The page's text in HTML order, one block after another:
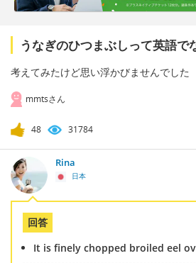
うなぎのひつまぶしって英語で
考えてみたけど思い浮かびませんでした
mmtsさん
48 31784
Rina
日本
回答
It is finely chopped broiled eel